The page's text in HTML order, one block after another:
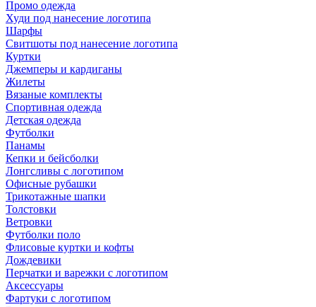
Промо одежда
Худи под нанесение логотипа
Шарфы
Свитшоты под нанесение логотипа
Куртки
Джемперы и кардиганы
Жилеты
Вязаные комплекты
Спортивная одежда
Детская одежда
Футболки
Панамы
Кепки и бейсболки
Лонгсливы с логотипом
Офисные рубашки
Трикотажные шапки
Толстовки
Ветровки
Футболки поло
Флисовые куртки и кофты
Дождевики
Перчатки и варежки с логотипом
Аксессуары
Фартуки с логотипом